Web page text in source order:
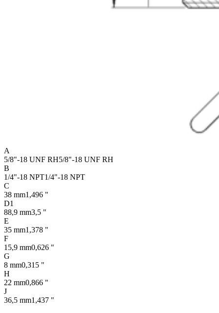
A
5/8"-18 UNF RH5/8"-18 UNF RH
B
1/4"-18 NPT1/4"-18 NPT
C
38 mm1,496 "
D1
88,9 mm3,5 "
E
35 mm1,378 "
F
15,9 mm0,626 "
G
8 mm0,315 "
H
22 mm0,866 "
J
36,5 mm1,437 "